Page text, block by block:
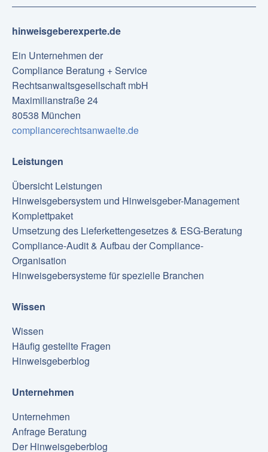
hinweisgeberexperte.de
Ein Unternehmen der
Compliance Beratung + Service
Rechtsanwaltsgesellschaft mbH
Maximilianstraße 24
80538 München
compliancerechtsanwaelte.de
Leistungen
Übersicht Leistungen
Hinweisgebersystem und Hinweisgeber-Management
Komplettpaket
Umsetzung des Lieferkettengesetzes & ESG-Beratung
Compliance-Audit & Aufbau der Compliance-
Organisation
Hinweisgebersysteme für spezielle Branchen
Wissen
Wissen
Häufig gestellte Fragen
Hinweisgeberblog
Unternehmen
Unternehmen
Anfrage Beratung
Der Hinweisgeberblog